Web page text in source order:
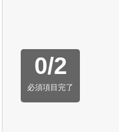
0/2
必須項目完了